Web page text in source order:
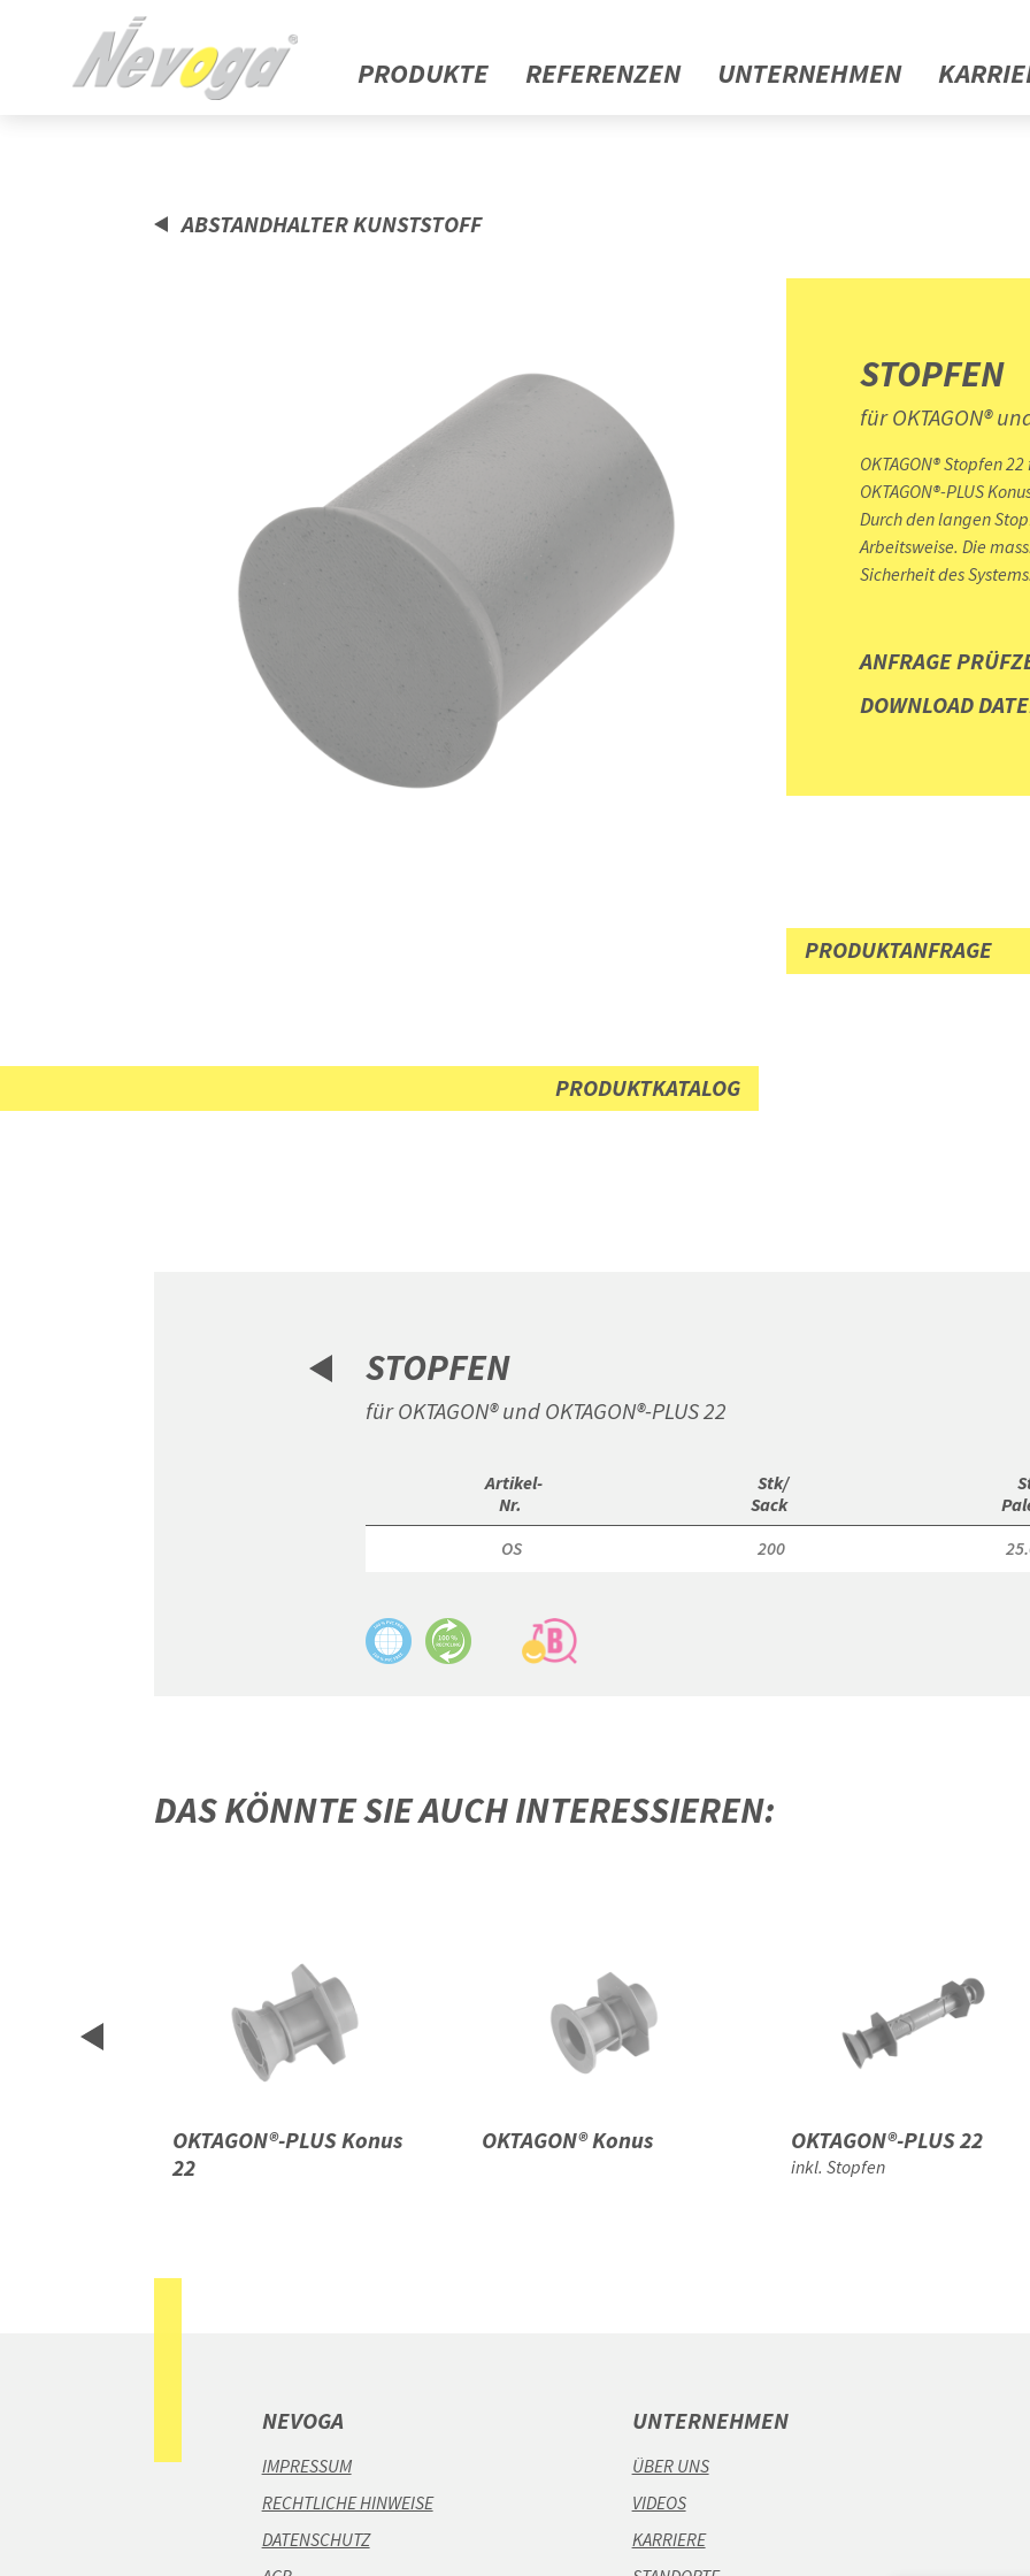
PRODUKTE REFERENZEN UNTERNEHMEN
ABSTANDHALTER KUNSTSTOFF
STOPFEN
für OKTAGON®
OKTAGON® Stopfen
OKTAGON®-PLUS
Durch den langen
Arbeitsweise. Die
Sicherheit des
ANFRAGE
DOWNLOAD
PRODUKTANFRAGE
PRODUKTKATALOG
STOPFEN
für OKTAGON® und OKTAGON®-PLUS 22
Artikel-
Nr.
Stk/
Sack
OS
200
DAS KÖNNTE SIE AUCH INTERESSIEREN:
OKTAGON®-PLUS Konus
22
OKTAGON® Konus OKTAGON®-PLUS 22
inkl. Stopfen
NEVOGA
IMPRESSUM
RECHTLICHE HINWEISE
DATENSCHUTZ
UNTERNEHMEN
ÜBER UNS
VIDEOS
KARRIERE